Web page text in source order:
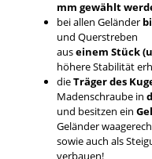
mm gewählt
bei allen Geländer
und Querstreben
auseinem Stück
höhere Stabilität
dieTräger des
Madenschraube in
und besitzen ein
Geländer
sowie auch als
verbauen!